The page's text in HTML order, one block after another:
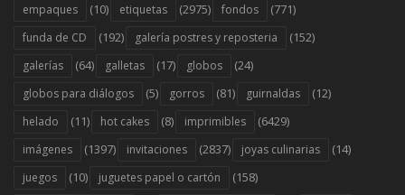
empaques (10) etiquetas (2975) fondos (771)
funda de CD (192) galería postres y reposteria (152)
galerías (64) galletas (17) globos (24)
globos para diálogos (5) gorros (81) guirnaldas (12)
helado (11) hot cakes (8) imprimibles (6429)
imágenes (1397) invitaciones (2837) joyas culinarias (14)
juegos (10) juguetes papel o cartón (158)